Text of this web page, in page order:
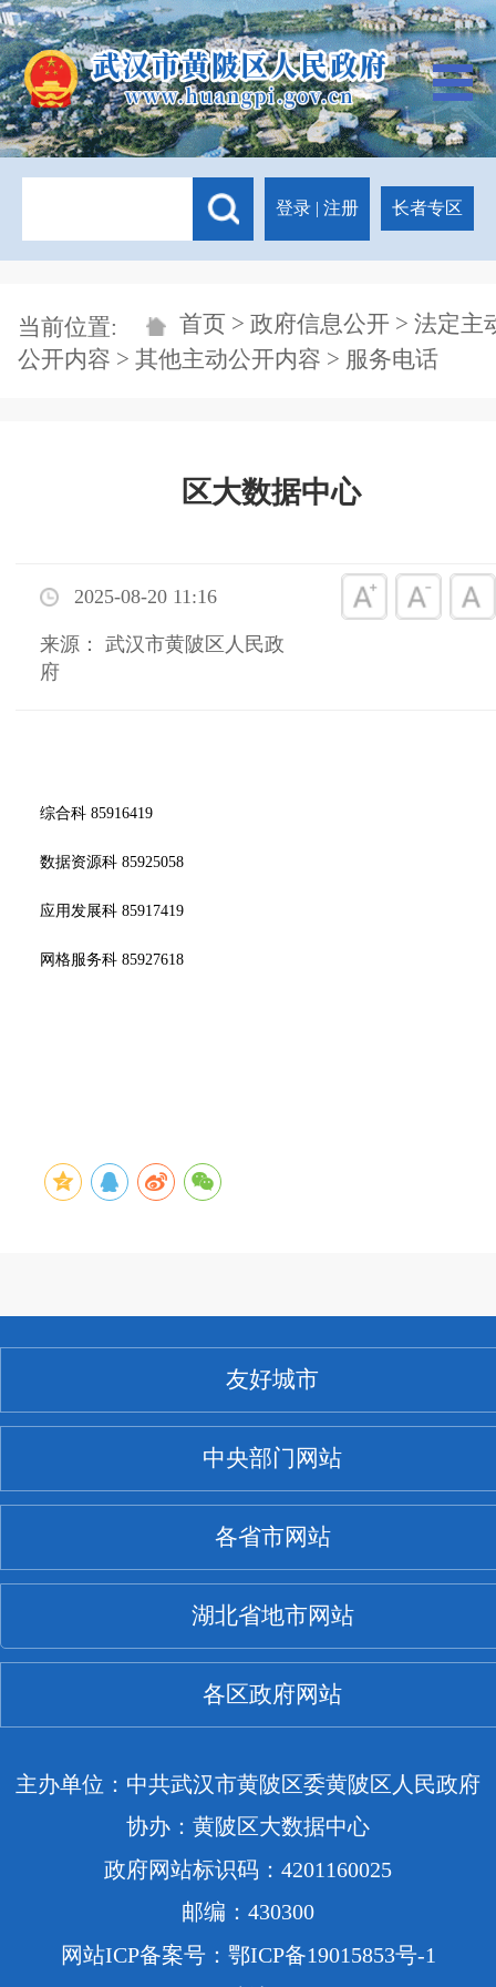
登录 | 注册 长者专区
当前位置: 首页 > 政府信息公开 > 法定主
公开内容 > 其他主动公开内容 > 服务电话
区大数据中心
2025-08-20 11:16
来源： 武汉市黄陂区人民政
府
综合科 85916419
数据资源科 85925058
应用发展科 85917419
网格服务科 85927618
友好城市
中央部门网站
各省市网站
湖北省地市网站
各区政府网站
主办单位：中共武汉市黄陂区委黄陂区人民政府
协办：黄陂区大数据中心
政府网站标识码：4201160025
邮编：430300
网站ICP备案号：鄂ICP备19015853号-1